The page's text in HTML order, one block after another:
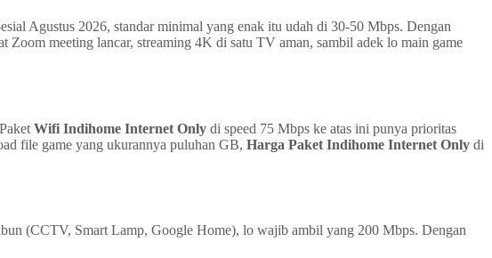
Agustus 2026, standar minimal yang enak itu udah di 30-50 Mbps. Dengan
meeting lancar, streaming 4K di satu TV aman, sambil adek lo main game
Wifi Indihome Internet Only di speed 75 Mbps ke atas ini punya prioritas
file game yang ukurannya puluhan GB, Harga Paket Indihome Internet Only di
(CCTV, Smart Lamp, Google Home), lo wajib ambil yang 200 Mbps. Dengan